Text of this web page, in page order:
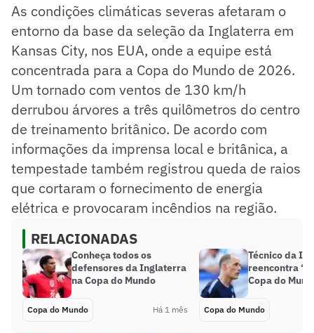
As condições climáticas severas afetaram o
entorno da base da seleção da Inglaterra em
Kansas City, nos EUA, onde a equipe está
concentrada para a Copa do Mundo de 2026.
Um tornado com ventos de 130 km/h
derrubou árvores a três quilômetros do centro
de treinamento britânico. De acordo com
informações da imprensa local e britânica, a
tempestade também registrou queda de raios
que cortaram o fornecimento de energia
elétrica e provocaram incêndios na região.
RELACIONADAS
Conheça todos os
defensores da Inglaterra
na Copa do Mundo
Copa do Mundo Há 1 mês
Técnico da
reencontra
Copa do
Copa do Mundo